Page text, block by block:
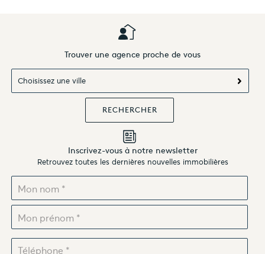
Trouver une agence proche de vous
Choisissez une ville
Inscrivez-vous à notre newsletter
Retrouvez toutes les dernières nouvelles immobilières